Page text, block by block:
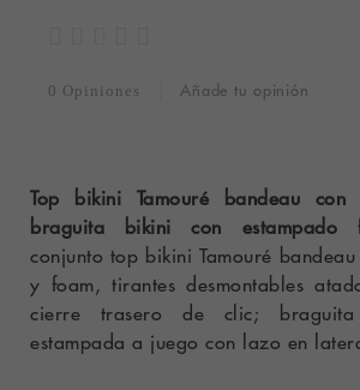
0 Opiniones Añade tu opinión
Top bikini Tamouré bandeau
braguita bikini con estampado
conjunto top bikini Tamouré
y foam, tirantes desmontables
cierre trasero de clic;
estampada a juego con lazo en